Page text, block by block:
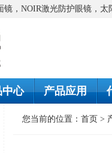
，NOIR激光防护眼镜，
心 产品应用
您当前的位置： 首页 >